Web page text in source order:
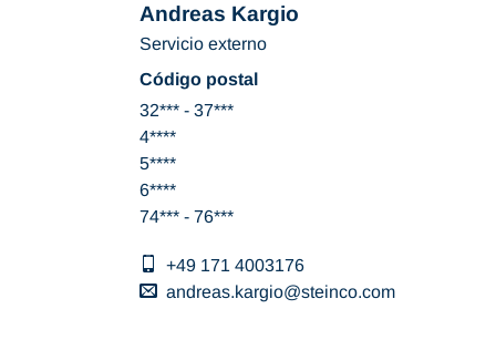
Andreas Kargio
Servicio externo
Código postal
32*** - 37***
4****
5****
6****
74*** - 76***
+49 171 4003176
andreas.kargio
steinco com